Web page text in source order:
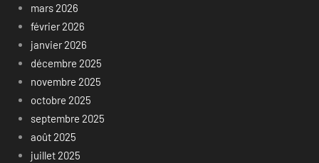
mars 2026
février 2026
janvier 2026
décembre 2025
novembre 2025
octobre 2025
septembre 2025
août 2025
juillet 2025